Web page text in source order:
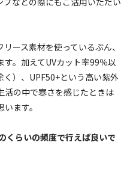
ース素材を使っているぶん、
。加えてUVカット率99％以
く）、UPF50+という高い紫外
活の中で寒さを感じたときは
ます。
くらいの頻度で行えば良いで